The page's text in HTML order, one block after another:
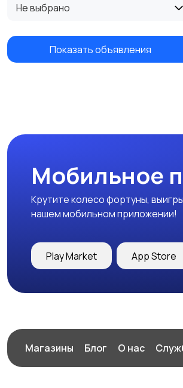
Не выбрано
Показать объявления
Мобильное
Крутите колесо фортуны,
нашем мобильном приложении!
Play Market App Store
Магазины Блог О нас